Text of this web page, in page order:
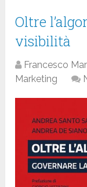
Oltre
visibilità
Francesco
Marketing